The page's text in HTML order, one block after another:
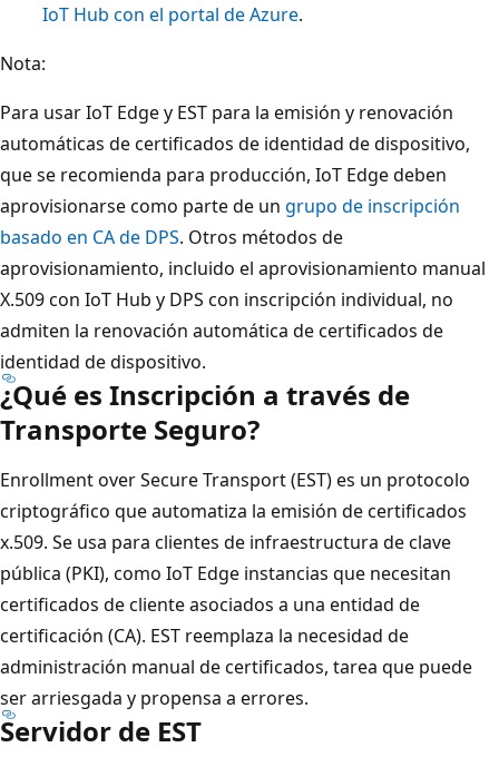
IoT Hub con el portal de Azure.
Nota:
Para usar IoT Edge y EST para la emisión y renovación
automáticas de certificados de identidad de dispositivo,
que se recomienda para producción, IoT Edge deben
aprovisionarse como parte de un grupo de inscripción
basado en CA de DPS. Otros métodos de
aprovisionamiento, incluido el aprovisionamiento manual
X.509 con IoT Hub y DPS con inscripción individual, no
admiten la renovación automática de certificados de
identidad de dispositivo.
¿Qué es Inscripción a través de
Transporte Seguro?
Enrollment over Secure Transport (EST) es un protocolo
criptográfico que automatiza la emisión de certificados
x.509. Se usa para clientes de infraestructura de clave
pública (PKI), como IoT Edge instancias que necesitan
certificados de cliente asociados a una entidad de
certificación (CA). EST reemplaza la necesidad de
administración manual de certificados, tarea que puede
ser arriesgada y propensa a errores.
Servidor de EST